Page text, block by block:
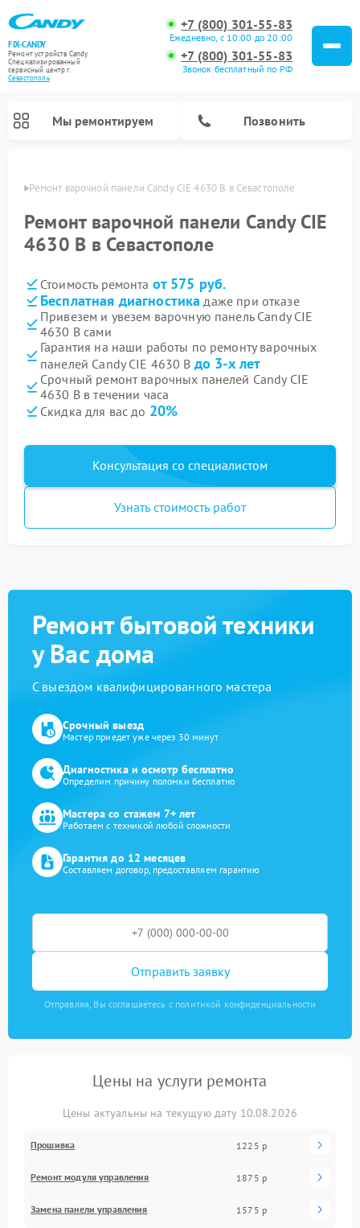
FIX-CANDY
Ремонт устройств Candy
Специализированный
cервисный центр г.
Севастополь
+7 (800) 301-55-83
Ежедневно, с 10:00 до 20:00
+7 (800) 301-55-83
Звонок бесплатный по РФ
Мы ремонтируем Позвонить
Ремонт варочной панели Candy CIE 4630 B в Севастополе
Ремонт варочной панели Candy CIE
4630 B в Севастополе
Стоимость ремонта от 575 руб.
Бесплатная диагностика даже при отказе
Привезем и увезем варочную панель Candy CIE
4630 B сами
Гарантия на наши работы по ремонту варочных
панелей Candy CIE 4630 B до 3-х лет
Срочный ремонт варочных панелей Candy CIE
4630 B в течении часа
Скидка для вас до 20%
Консультация со специалистом
Узнать стоимость работ
Ремонт бытовой техники
у Вас дома
С выездом квалифицированного мастера
Срочный выезд
Мастер приедет уже через 30 минут
Диагностика и осмотр бесплатно
Определим причину поломки бесплатно
Мастера со стажем 7+ лет
Работаем с техникой любой сложности
Гарантия до 12 месяцев
Составляем договор, предоставляем гарантию
Отправить заявку
Отправляя, Вы соглашаетесь с политикой конфиденциальности
Цены на услуги ремонта
Цены актуальны на текущую дату 10.08.2026
Прошивка 1225 р
Ремонт модуля управления 1875 р
Замена панели управления 1575 р